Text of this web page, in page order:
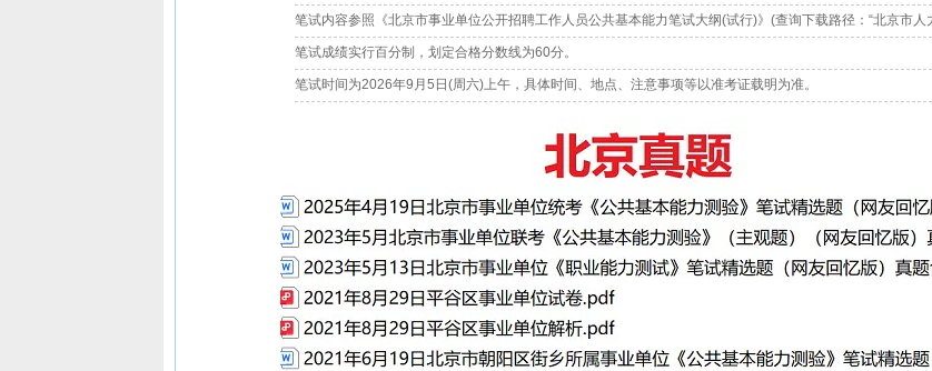
笔试内容参照《北京市事业单位公开招聘工作人员公共基本能力笔试大纲(试行)》(查询下载路径：“北京市
笔试成绩实行百分制，划定合格分数线为60分。
笔试时间为2026年9月5日(周六)上午，具体时间、地点、注意事项等以准考证载明为准。